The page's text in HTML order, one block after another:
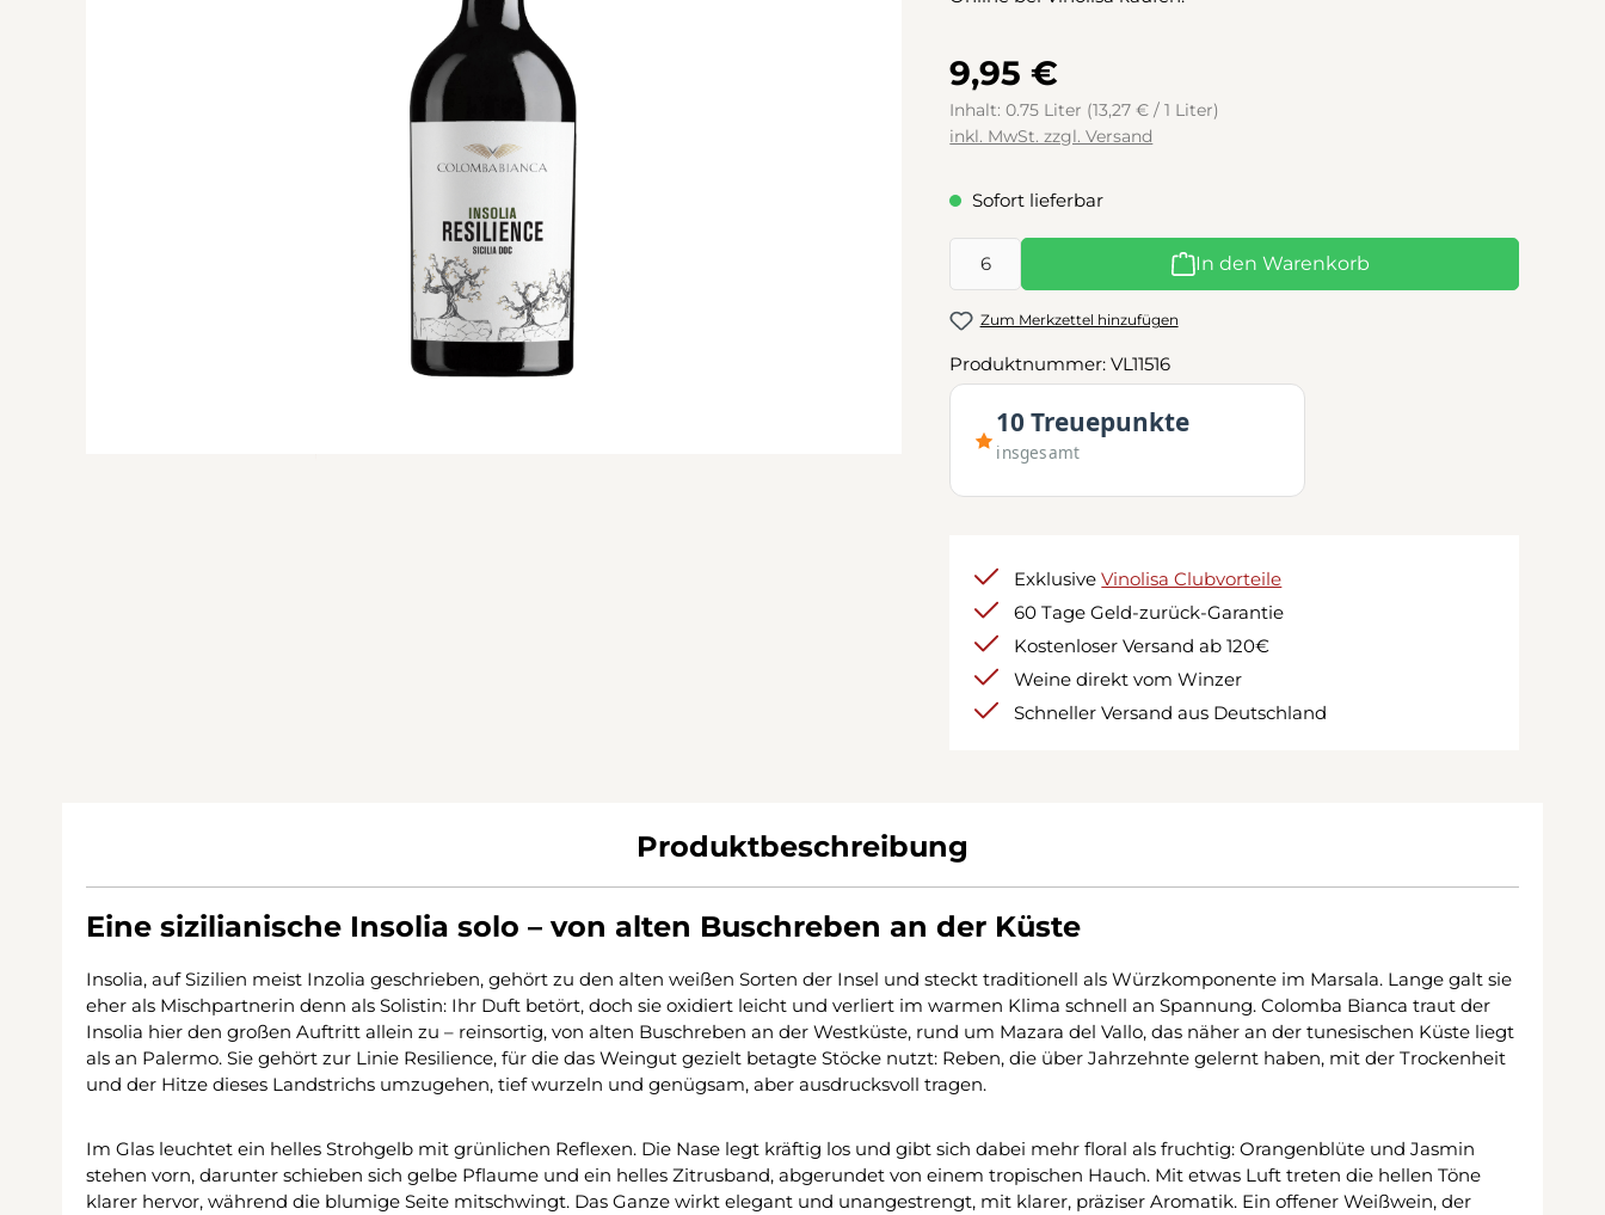
9,95 €
Inhalt:0.75 Liter (13,27 € / 1 Liter)
inkl. MwSt. zzgl. Versand
Sofort lieferbar
Produkt Anzahl: Gib den gewünschten Wert ein oder benutze die
In den Warenkorb
Zum Merkzettel hinzufügen
Produktnummer:VL11516
10 Treuepunkte
insgesamt
ExklusiveVinolisa Clubvorteile
60 Tage Geld-zurück-Garantie
Kostenloser Versand ab 120€
Weine direkt vom Winzer
Schneller Versand aus Deutschland
Produktbeschreibung
Eine sizilianische Insolia solo – von alten Buschreben an der Küste
Insolia, auf Sizilien meist Inzolia geschrieben, gehört zu den alten weißen Sorten der Insel und steckt traditionell als Würzkomponente im Marsala. Lange galt sie
eher als Mischpartnerin denn als Solistin: Ihr Duft betört, doch sie oxidiert leicht und verliert im warmen Klima schnell an Spannung. Colomba Bianca traut der
Insolia hier den großen Auftritt allein zu – reinsortig, von alten Buschreben an der Westküste, rund um Mazara del Vallo, das näher an der tunesischen Küste liegt
als an Palermo. Sie gehört zur Linie Resilience, für die das Weingut gezielt betagte Stöcke nutzt: Reben, die über Jahrzehnte gelernt haben, mit der Trockenheit
und der Hitze dieses Landstrichs umzugehen, tief wurzeln und genügsam, aber ausdrucksvoll tragen.
Im Glas leuchtet ein helles Strohgelb mit grünlichen Reflexen. Die Nase legt kräftig los und gibt sich dabei mehr floral als fruchtig: Orangenblüte und Jasmin
stehen vorn, darunter schieben sich gelbe Pflaume und ein helles Zitrusband, abgerundet von einem tropischen Hauch. Mit etwas Luft treten die hellen Töne
klarer hervor, während die blumige Seite mitschwingt. Das Ganze wirkt elegant und unangestrengt, mit klarer, präziser Aromatik. Ein offener Weißwein, der